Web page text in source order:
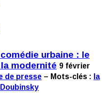
comédie urbaine : le
modernité 9 février
de presse – Mots-clés : la